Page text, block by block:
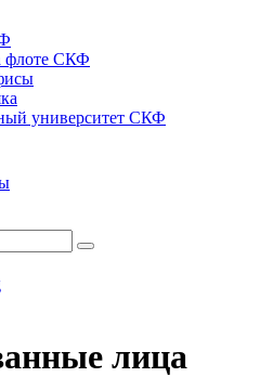
флоте СКФ
университет СКФ
лица